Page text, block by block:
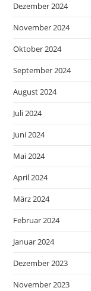
Dezember 2024
November 2024
Oktober 2024
September 2024
August 2024
Juli 2024
Juni 2024
Mai 2024
April 2024
März 2024
Februar 2024
Januar 2024
Dezember 2023
November 2023